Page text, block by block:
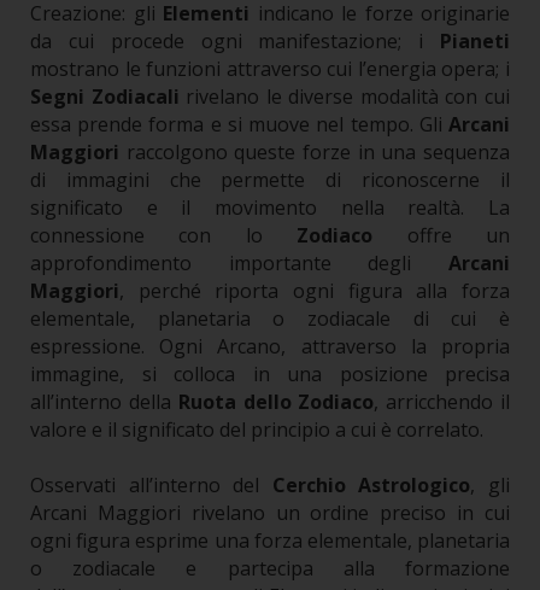
Creazione: gli Elementi indicano le forze originarie
da cui procede ogni manifestazione; i Pianeti
mostrano le funzioni attraverso cui l’energia opera; i
Segni Zodiacali rivelano le diverse modalità con cui
essa prende forma e si muove nel tempo. Gli Arcani
Maggiori raccolgono queste forze in una sequenza
di immagini che permette di riconoscerne il
significato e il movimento nella realtà. La
connessione con lo Zodiaco offre un
approfondimento importante degli Arcani
Maggiori, perché riporta ogni figura alla forza
elementale, planetaria o zodiacale di cui è
espressione. Ogni Arcano, attraverso la propria
immagine, si colloca in una posizione precisa
all’interno della Ruota dello Zodiaco, arricchendo il
valore e il significato del principio a cui è correlato.
Osservati all’interno del Cerchio Astrologico, gli
Arcani Maggiori rivelano un ordine preciso in cui
ogni figura esprime una forza elementale, planetaria
o zodiacale e partecipa alla formazione